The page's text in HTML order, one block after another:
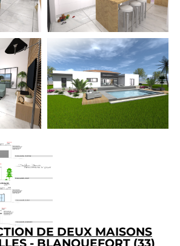
DE DEUX MAISONS
- BLANQUEFORT (33)